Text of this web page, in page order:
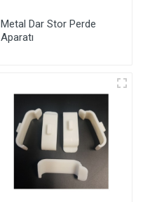
Metal Dar Stor Perde
Aparatı